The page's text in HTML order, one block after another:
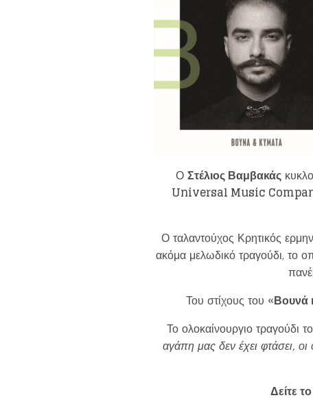
ΟΣτέλιος Βαμβακάς
Universal Music
Ο ταλαντούχος Κρητικός
ακόμα μελωδικό τραγούδι, το
Του στίχους του «Βουνά
Το ολοκαίνουργιο τραγούδι
αγάπη μας δεν έχει φτάσει,
Δείτε το